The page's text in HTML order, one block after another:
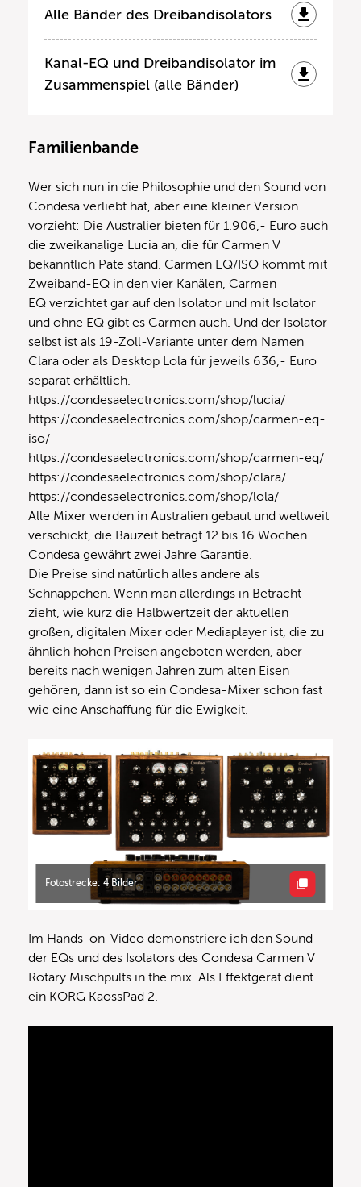
Alle Bänder des Dreibandisolators
Kanal-EQ und Dreibandisolator im
Zusammenspiel (alle Bänder)
Familienbande
Wer sich nun in die Philosophie und den Sound von
Condesa verliebt hat, aber eine kleiner Version
vorzieht: Die Australier bieten für 1.906,- Euro auch
die zweikanalige Lucia an, die für Carmen V
bekanntlich Pate stand. Carmen EQ/ISO kommt mit
Zweiband-EQ in den vier Kanälen, Carmen
EQ verzichtet gar auf den Isolator und mit Isolator
und ohne EQ gibt es Carmen auch. Und der Isolator
selbst ist als 19-Zoll-Variante unter dem Namen
Clara oder als Desktop Lola für jeweils 636,- Euro
separat erhältlich.
https://condesaelectronics.com/shop/lucia/
https://condesaelectronics.com/shop/carmen-eq-
iso/
https://condesaelectronics.com/shop/carmen-eq/
https://condesaelectronics.com/shop/clara/
https://condesaelectronics.com/shop/lola/
Alle Mixer werden in Australien gebaut und weltweit
verschickt, die Bauzeit beträgt 12 bis 16 Wochen.
Condesa gewährt zwei Jahre Garantie.
Die Preise sind natürlich alles andere als
Schnäppchen. Wenn man allerdings in Betracht
zieht, wie kurz die Halbwertzeit der aktuellen
großen, digitalen Mixer oder Mediaplayer ist, die zu
ähnlich hohen Preisen angeboten werden, aber
bereits nach wenigen Jahren zum alten Eisen
gehören, dann ist so ein Condesa-Mixer schon fast
wie eine Anschaffung für die Ewigkeit.
Fotostrecke: 4 Bilder
Im Hands-on-Video demonstriere ich den Sound
der EQs und des Isolators des Condesa Carmen V
Rotary Mischpults in the mix. Als Effektgerät dient
ein KORG KaossPad 2.